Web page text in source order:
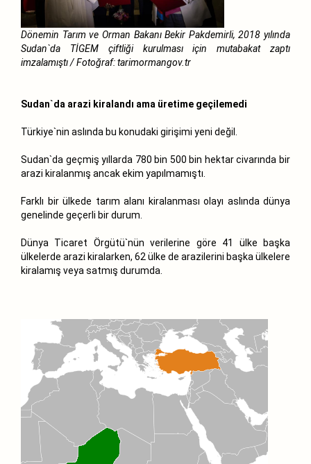
Dönemin Tarım ve Orman Bakanı Bekir Pakdemirli, 2018 yılında
Sudan`da TİGEM çiftliği kurulması için mutabakat zaptı
imzalamıştı / Fotoğraf: tarimormangov.tr
Sudan`da arazi kiralandı ama üretime geçilemedi
Türkiye`nin aslında bu konudaki girişimi yeni değil.
Sudan`da geçmiş yıllarda 780 bin 500 bin hektar civarında bir
arazi kiralanmış ancak ekim yapılmamıştı.
Farklı bir ülkede tarım alanı kiralanması olayı aslında dünya
genelinde geçerli bir durum.
Dünya Ticaret Örgütü`nün verilerine göre 41 ülke başka
ülkelerde arazi kiralarken, 62 ülke de arazilerini başka ülkelere
kiralamış veya satmış durumda.